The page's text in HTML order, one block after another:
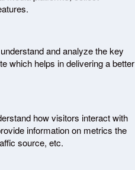
and analyze the key
which helps in delivering a better
how visitors interact with
information on metrics the
source, etc.